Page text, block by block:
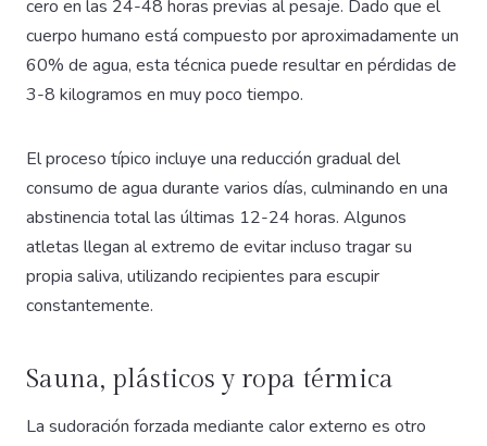
cero en las 24-48 horas previas al pesaje. Dado que el
cuerpo humano está compuesto por aproximadamente un
60% de agua, esta técnica puede resultar en pérdidas de
3-8 kilogramos en muy poco tiempo.
El proceso típico incluye una reducción gradual del
consumo de agua durante varios días, culminando en una
abstinencia total las últimas 12-24 horas. Algunos
atletas llegan al extremo de evitar incluso tragar su
propia saliva, utilizando recipientes para escupir
constantemente.
Sauna, plásticos y ropa térmica
La sudoración forzada mediante calor externo es otro